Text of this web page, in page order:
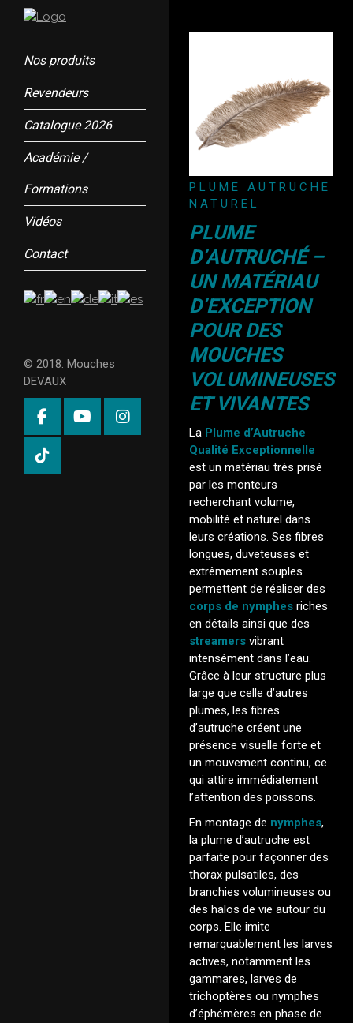
Nos produits
Revendeurs
Catalogue 2026
Académie /
Formations
Vidéos
Contact
© 2018. Mouches
DEVAUX
PLUME AUTRUCHE
NATUREL
PLUME
D’AUTRUCHÉ –
UN MATÉRIAU
D’EXCEPTION
POUR DES
MOUCHES
VOLUMINEUSES
ET VIVANTES
La Plume d’Autruche
Qualité Exceptionnelle
est un matériau très prisé
par les monteurs
recherchant volume,
mobilité et naturel dans
leurs créations. Ses fibres
longues, duveteuses et
extrêmement souples
permettent de réaliser des
corps de nymphes riches
en détails ainsi que des
streamers vibrant
intensément dans l’eau.
Grâce à leur structure plus
large que celle d’autres
plumes, les fibres
d’autruche créent une
présence visuelle forte et
un mouvement continu, ce
qui attire immédiatement
l’attention des poissons.
En montage de nymphes,
la plume d’autruche est
parfaite pour façonner des
thorax pulsatiles, des
branchies volumineuses ou
des halos de vie autour du
corps. Elle imite
remarquablement les larves
actives, notamment les
gammares, larves de
trichoptères ou nymphes
d’éphémères en phase de